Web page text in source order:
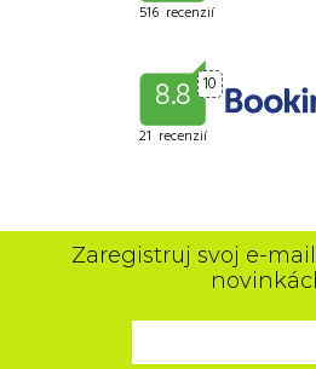
516 recenzií
8.8 10
21 recenzií
Zaregistruj svoj e-